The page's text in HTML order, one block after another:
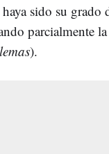
sido su grado
parcialmente
).